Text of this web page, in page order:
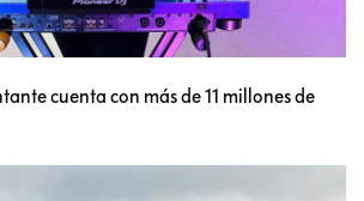
cuenta con más de 11 millones de